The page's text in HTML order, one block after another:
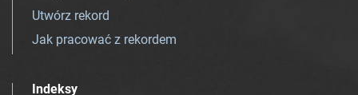
Utwórz rekord
Jak pracować z rekordem
Indeksy